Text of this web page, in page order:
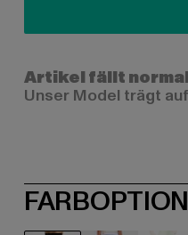
Artikel fällt
Unser Model trägt